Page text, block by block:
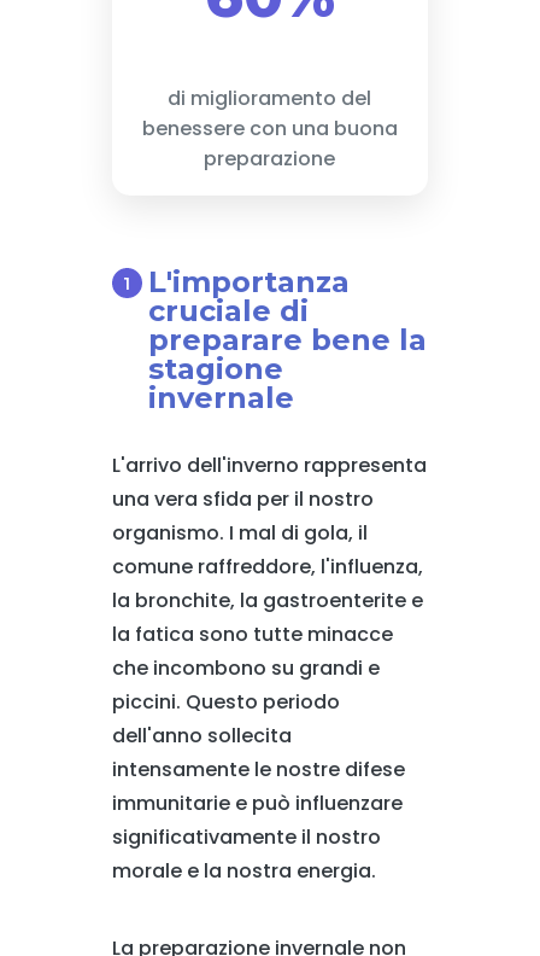
di miglioramento del
benessere con una buona
preparazione
L'importanza
cruciale di
preparare bene la
stagione
invernale
L'arrivo dell'inverno rappresenta
una vera sfida per il nostro
organismo. I mal di gola, il
comune raffreddore, l'influenza,
la bronchite, la gastroenterite e
la fatica sono tutte minacce
che incombono su grandi e
piccini. Questo periodo
dell'anno sollecita
intensamente le nostre difese
immunitarie e può influenzare
significativamente il nostro
morale e la nostra energia.
La preparazione invernale non